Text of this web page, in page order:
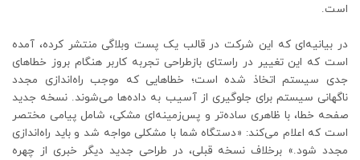
است.
در بیانیه‌ای که این شرکت در قالب یک پست وبلاگی منتشر کرده، آمده
است که این تغییر در راستای بازطراحی تجربه کاربر هنگام بروز خطاهای
جدی سیستم اتخاذ شده است؛ خطاهایی که موجب راه‌اندازی مجدد
ناگهانی سیستم برای جلوگیری از آسیب به داده‌ها می‌شوند. نسخه جدید
صفحه خطا، با ظاهری ساده‌تر و پس‌زمینه‌ای مشکی، شامل پیامی مختصر
است که اعلام می‌کند: «دستگاه شما با مشکلی مواجه شد و باید راه‌اندازی
مجدد شود.» برخلاف نسخه قبلی، در طراحی جدید دیگر خبری از چهره